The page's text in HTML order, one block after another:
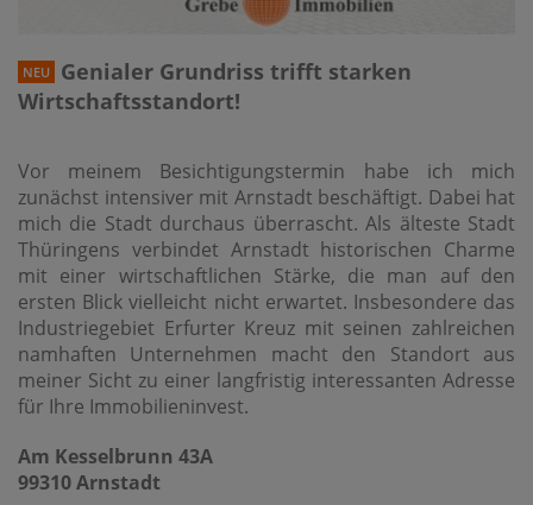
NEU
Genialer Grundriss trifft starken
Wirtschaftsstandort!
Vor meinem Besichtigungstermin habe ich mich
zunächst intensiver mit Arnstadt beschäftigt. Dabei hat
mich die Stadt durchaus überrascht. Als älteste Stadt
Thüringens verbindet Arnstadt historischen Charme
mit einer wirtschaftlichen Stärke, die man auf den
ersten Blick vielleicht nicht erwartet. Insbesondere das
Industriegebiet Erfurter Kreuz mit seinen zahlreichen
namhaften Unternehmen macht den Standort aus
meiner Sicht zu einer langfristig interessanten Adresse
für Ihre Immobilieninvest.
Am Kesselbrunn 43A
99310 Arnstadt